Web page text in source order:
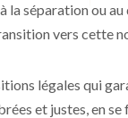
séparation ou
vers cette
légales qui
et justes, en